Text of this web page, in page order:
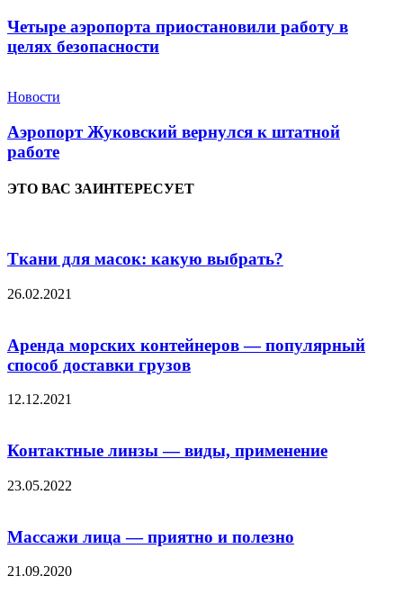
Четыре аэропорта приостановили работу в
целях безопасности
Новости
Аэропорт Жуковский вернулся к штатной
работе
ЭТО ВАС ЗАИНТЕРЕСУЕТ
Ткани для масок: какую выбрать?
26.02.2021
Аренда морских контейнеров — популярный
способ доставки грузов
12.12.2021
Контактные линзы — виды, применение
23.05.2022
Массажи лица — приятно и полезно
21.09.2020